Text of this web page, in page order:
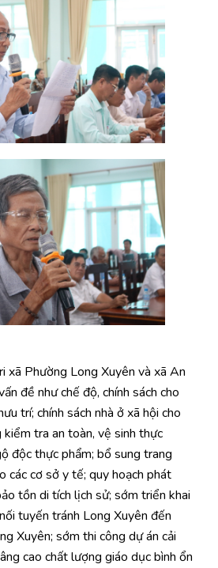
xã Phường Long Xuyên và xã An
đề như chế độ, chính sách cho
trí; chính sách nhà ở xã hội cho
tra an toàn, vệ sinh thực
độc thực phẩm; bổ sung trang
các cơ sở y tế; quy hoạch phát
tồn di tích lịch sử; sớm triển khai
tuyến tránh Long Xuyên đến
Xuyên; sớm thi công dự án cải
cao chất lượng giáo dục bình ổn